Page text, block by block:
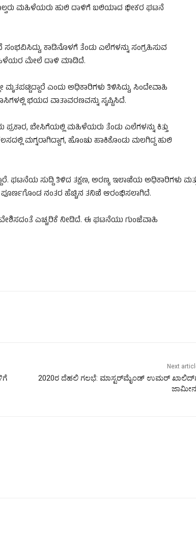
ನಾಲ್ವರು ಮಹಿಳೆಯರು ಹುಲಿ ದಾಳಿಗೆ ಬಲಿಯಾದ ಭೀಕರ ಘಟನೆ
ಕಾಡಿನೊಳಗೆ ತೆಂಡು ಎಲೆಗಳನ್ನು ಸಂಗ್ರಹಿಸುವ
ಮಹಿಳೆಯರ ಮೇಲೆ ದಾಳಿ ಮಾಡಿದೆ.
ಎಂದು ಅಧಿಕಾರಿಗಳು ತಿಳಿಸಿದ್ದು, ಸಿಂದೇವಾಹಿ
ಭಯದ ವಾತಾವರಣವನ್ನು ಸೃಷ್ಟಿಸಿದೆ.
ಬೇಸಿಗೆಯಲ್ಲಿ ಮಹಿಳೆಯರು ತೆಂಡು ಎಲೆಗಳನ್ನು ಕಿತ್ತು
ಮಗ್ನರಾಗಿದ್ದಾಗ, ಹೊಂಚು ಹಾಕಿಕೊಂಡು ಮಲಗಿದ್ದ ಹುಲಿ
ಘಟನೆಯ ಸುದ್ದಿ ತಿಳಿದ ತಕ್ಷಣ, ಅರಣ್ಯ ಇಲಾಖೆಯ ಅಧಿಕಾರಿಗಳು
ಪೂರ್ಣಗೊಂಡ ನಂತರ ಹೆಚ್ಚಿನ ತನಿಖೆ ಆರಂಭಿಸಲಾಗಿದೆ.
ಎಚ್ಚರಿಕೆ ನೀಡಿದೆ. ಈ ಘಟನೆಯು ಗುಂಜೆವಾಹಿ
Next
2020ರ ದೆಹಲಿ ಗಲಭೆ: ಮಾಸ್ಟರ್​​ಮೈಂಡ್ ಉಮರ್